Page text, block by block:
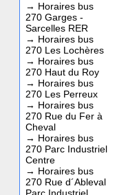
→ Horaires bus
270 Garges -
Sarcelles RER
→ Horaires bus
270 Les Lochères
→ Horaires bus
270 Haut du Roy
→ Horaires bus
270 Les Perreux
→ Horaires bus
270 Rue du Fer à
Cheval
→ Horaires bus
270 Parc Industriel
Centre
→ Horaires bus
270 Rue d´Ableval